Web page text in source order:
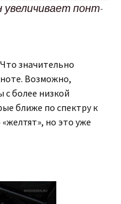
увеличивает понт-
значительно
Возможно,
более низкой
ближе по спектру к
но это уже